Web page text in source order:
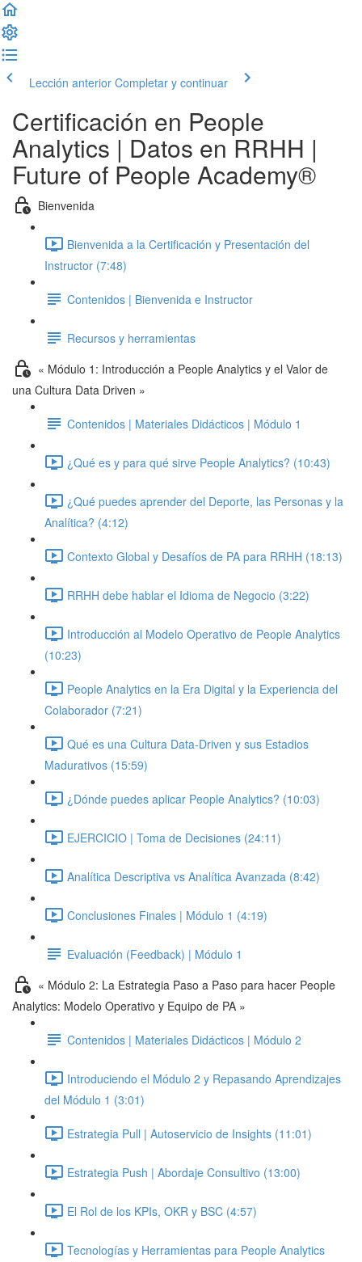
Lección anterior Completar y continuar
Certificación en People
Analytics | Datos en RRHH |
Future of People Academy®
Bienvenida
Bienvenida a la Certificación y Presentación del
Instructor (7:48)
Contenidos | Bienvenida e Instructor
Recursos y herramientas
« Módulo 1: Introducción a People Analytics y el Valor de
una Cultura Data Driven »
Contenidos | Materiales Didácticos | Módulo 1
¿Qué es y para qué sirve People Analytics? (10:43)
¿Qué puedes aprender del Deporte, las Personas y la
Analítica? (4:12)
Contexto Global y Desafíos de PA para RRHH (18:13)
RRHH debe hablar el Idioma de Negocio (3:22)
Introducción al Modelo Operativo de People Analytics
(10:23)
People Analytics en la Era Digital y la Experiencia del
Colaborador (7:21)
Qué es una Cultura Data-Driven y sus Estadios
Madurativos (15:59)
¿Dónde puedes aplicar People Analytics? (10:03)
EJERCICIO | Toma de Decisiones (24:11)
Analítica Descriptiva vs Analítica Avanzada (8:42)
Conclusiones Finales | Módulo 1 (4:19)
Evaluación (Feedback) | Módulo 1
« Módulo 2: La Estrategia Paso a Paso para hacer People
Analytics: Modelo Operativo y Equipo de PA »
Contenidos | Materiales Didácticos | Módulo 2
Introduciendo el Módulo 2 y Repasando Aprendizajes
del Módulo 1 (3:01)
Estrategia Pull | Autoservicio de Insights (11:01)
Estrategia Push | Abordaje Consultivo (13:00)
El Rol de los KPIs, OKR y BSC (4:57)
Tecnologías y Herramientas para People Analytics